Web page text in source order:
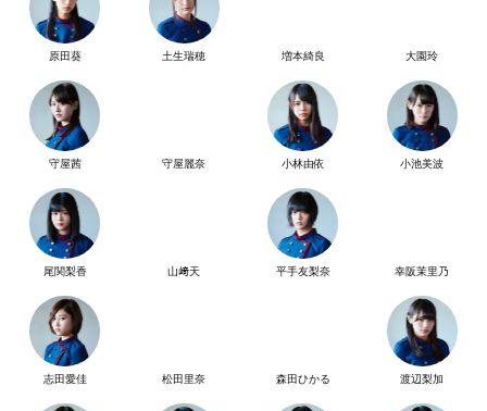
原田葵 土生瑞穂 増本綺良 大園玲
守屋茜 守屋麗奈 小林由依 小池美波
尾関梨香 山﨑天 平手友梨奈 幸阪茉里乃
志田愛佳 松田里奈 森田ひかる 渡辺梨加